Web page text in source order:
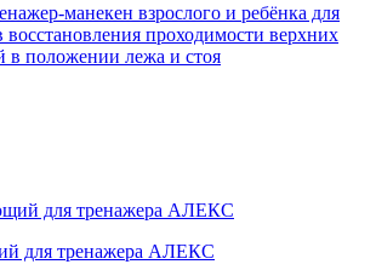
манекен взрослого и ребёнка для
восстановления проходимости верхних
в положении лежа и стоя
для тренажера АЛЕКС